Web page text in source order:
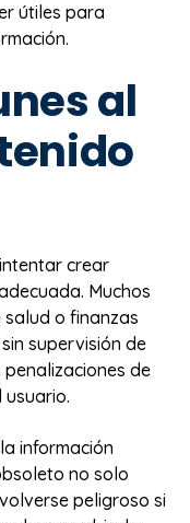
útiles para
al
crear
Muchos
o finanzas
supervisión de
de
información
no solo
peligroso si